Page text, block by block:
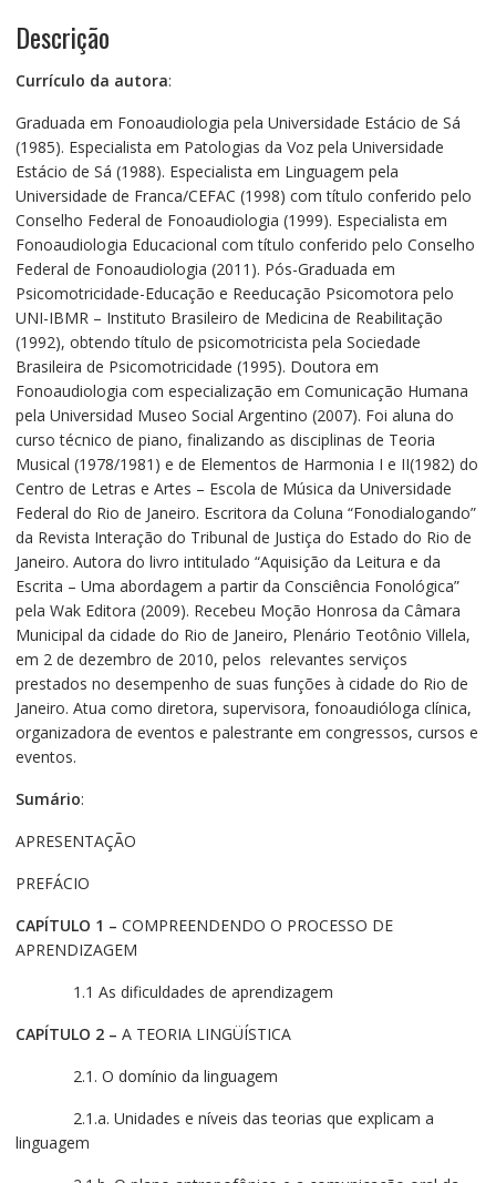
teórica
prática
partir
da
consciência
fonológica
quantidade
Descrição
Currículo da autora:
Graduada em Fonoaudiologia pela Universidade Estácio de Sá
(1985). Especialista em Patologias da Voz pela Universidade
Estácio de Sá (1988). Especialista em Linguagem pela
Universidade de Franca/CEFAC (1998) com título conferido pelo
Conselho Federal de Fonoaudiologia (1999). Especialista em
Fonoaudiologia Educacional com título conferido pelo Conselho
Federal de Fonoaudiologia (2011). Pós-Graduada em
Psicomotricidade-Educação e Reeducação Psicomotora pelo
UNI-IBMR – Instituto Brasileiro de Medicina de Reabilitação
(1992), obtendo título de psicomotricista pela Sociedade
Brasileira de Psicomotricidade (1995). Doutora em
Fonoaudiologia com especialização em Comunicação Humana
pela Universidad Museo Social Argentino (2007). Foi aluna do
curso técnico de piano, finalizando as disciplinas de Teoria
Musical (1978/1981) e de Elementos de Harmonia I e II(1982) do
Centro de Letras e Artes – Escola de Música da Universidade
Federal do Rio de Janeiro. Escritora da Coluna “Fonodialogando”
da Revista Interação do Tribunal de Justiça do Estado do Rio de
Janeiro. Autora do livro intitulado “Aquisição da Leitura e da
Escrita – Uma abordagem a partir da Consciência Fonológica”
pela Wak Editora (2009). Recebeu Moção Honrosa da Câmara
Municipal da cidade do Rio de Janeiro, Plenário Teotônio Villela,
em 2 de dezembro de 2010, pelos relevantes serviços
prestados no desempenho de suas funções à cidade do Rio de
Janeiro. Atua como diretora, supervisora, fonoaudióloga clínica,
organizadora de eventos e palestrante em congressos, cursos e
eventos.
Sumário:
APRESENTAÇÃO
PREFÁCIO
CAPÍTULO 1 – COMPREENDENDO O PROCESSO DE
APRENDIZAGEM
1.1 As dificuldades de aprendizagem
CAPÍTULO 2 – A TEORIA LINGÜÍSTICA
2.1. O domínio da linguagem
2.1.a. Unidades e níveis das teorias que explicam a
linguagem